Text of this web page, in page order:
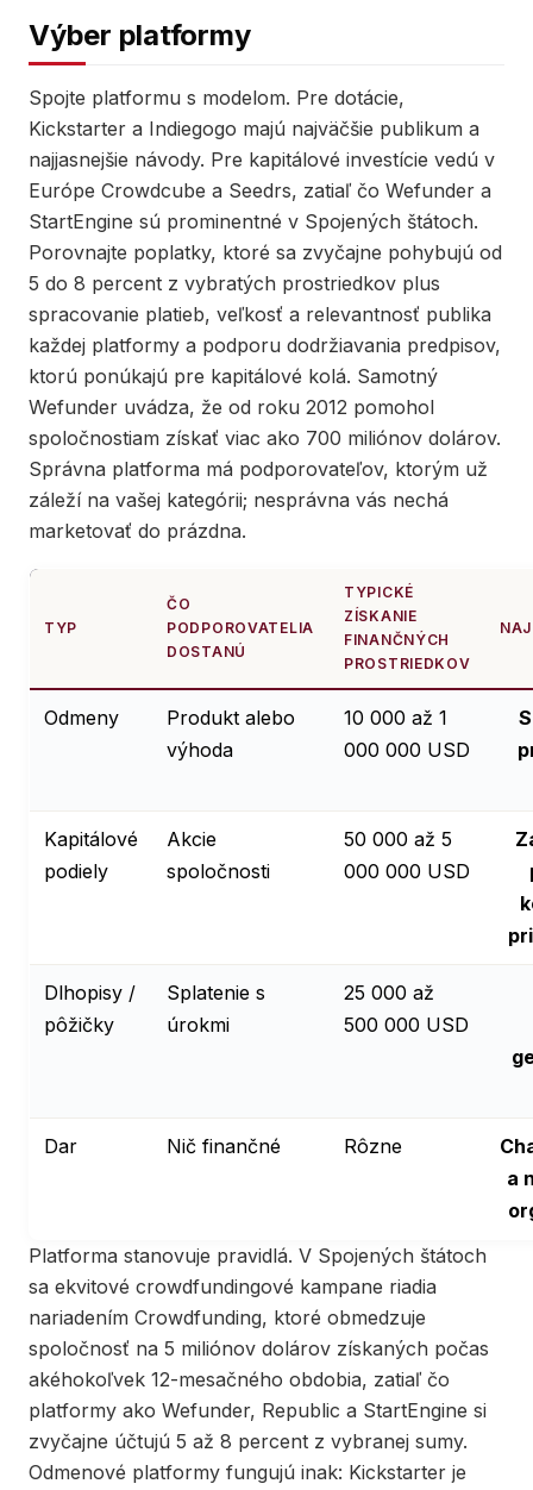
Výber platformy
Spojte platformu s modelom. Pre dotácie,
Kickstarter a Indiegogo majú najväčšie publikum a
najjasnejšie návody. Pre kapitálové investície vedú v
Európe Crowdcube a Seedrs, zatiaľ čo Wefunder a
StartEngine sú prominentné v Spojených štátoch.
Porovnajte poplatky, ktoré sa zvyčajne pohybujú od
5 do 8 percent z vybratých prostriedkov plus
spracovanie platieb, veľkosť a relevantnosť publika
každej platformy a podporu dodržiavania predpisov,
ktorú ponúkajú pre kapitálové kolá. Samotný
Wefunder uvádza, že od roku 2012 pomohol
spoločnostiam získať viac ako 700 miliónov dolárov.
Správna platforma má podporovateľov, ktorým už
záleží na vašej kategórii; nesprávna vás nechá
marketovať do prázdna.
TYP
ČO
PODPOROVATELIA
DOSTANÚ
TYPICKÉ
ZÍSKANIE
FINANČNÝCH
PROSTRIEDKOV
Odmeny
Produkt alebo
výhoda
10 000 až 1
000 000 USD
Kapitálové
podiely
Akcie
spoločnosti
50 000 až 5
000 000 USD
Dlhopisy /
pôžičky
Splatenie s
úrokmi
25 000 až
500 000 USD
Dar Nič finančné Rôzne
a
Platforma stanovuje pravidlá. V Spojených štátoch
sa ekvitové crowdfundingové kampane riadia
nariadením Crowdfunding, ktoré obmedzuje
spoločnosť na 5 miliónov dolárov získaných počas
akéhokoľvek 12-mesačného obdobia, zatiaľ čo
platformy ako Wefunder, Republic a StartEngine si
zvyčajne účtujú 5 až 8 percent z vybranej sumy.
Odmenové platformy fungujú inak: Kickstarter je